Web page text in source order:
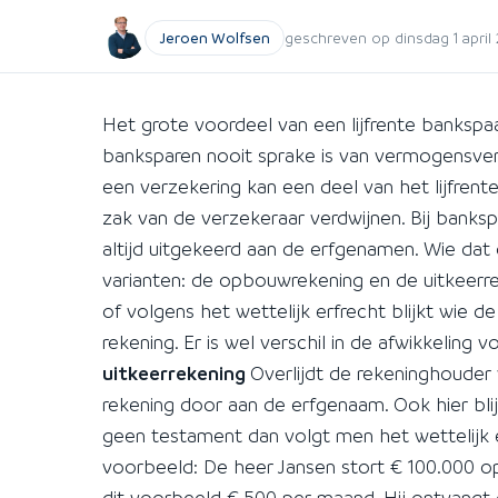
Jeroen Wolfsen geschreven op dinsdag 1 april
Het grote voordeel van een lijfrente
banksparen nooit sprake is van
een verzekering kan een deel van het
zak van de verzekeraar verdwijnen. Bij
altijd uitgekeerd aan de erfgenamen. Wie
varianten: de opbouwrekening en de
of volgens het wettelijk erfrecht blijkt wie
rekening. Er is wel verschil in de afwikkeling
uitkeerrekening Overlijdt de
rekening door aan de erfgenaam. Ook hier
geen testament dan volgt men het wettelijk
voorbeeld: De heer Jansen stort € 100.000